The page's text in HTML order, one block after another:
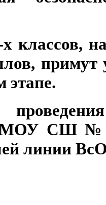
классов,
этапе.
МОУ СШ №9
линии